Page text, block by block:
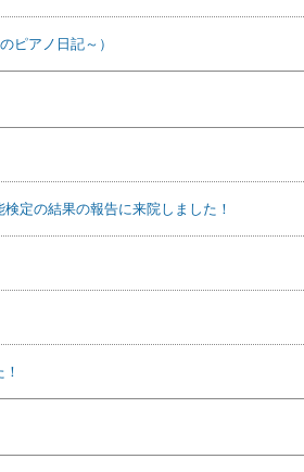
ピアノ日記～）
定の結果の報告に来院しました！